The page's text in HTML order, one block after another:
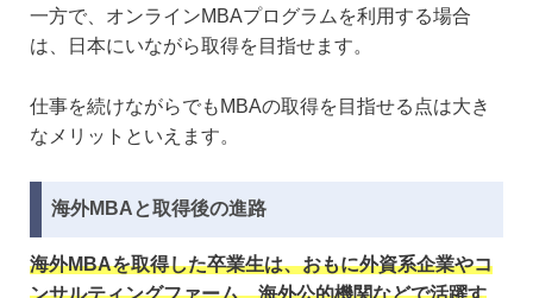
一方で、オンラインMBAプログラムを利用する場合
は、日本にいながら取得を目指せます。
仕事を続けながらでもMBAの取得を目指せる点は大き
なメリットといえます。
海外MBAと取得後の進路
海外MBAを取得した卒業生は、おもに外資系企業やコ